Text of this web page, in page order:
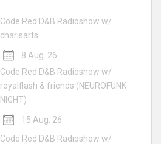
Code Red D&B Radioshow w/
charisarts
8 Aug. 26
Code Red D&B Radioshow w/
royalflash & friends (NEUROFUNK
NIGHT)
15 Aug. 26
Code Red D&B Radioshow w/